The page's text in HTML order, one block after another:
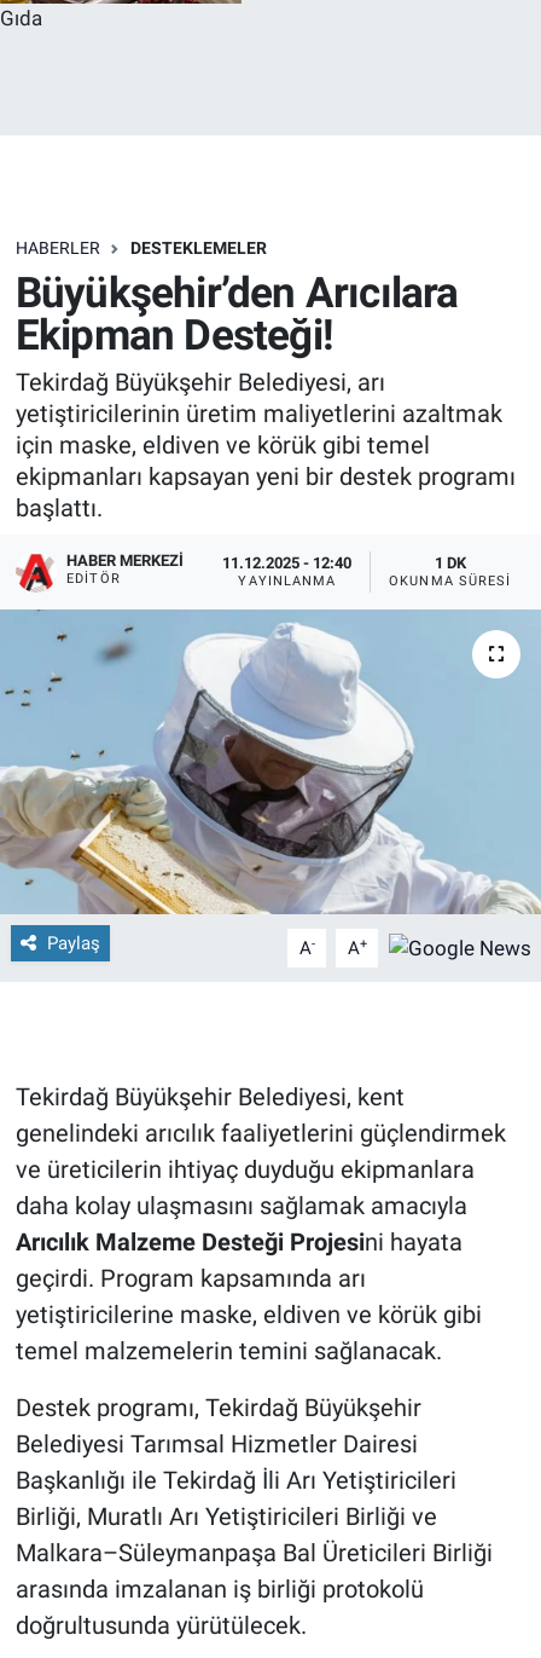
Gıda
HABERLER DESTEKLEMELER
Büyükşehir’den Arıcılara
Ekipman Desteği!
Tekirdağ Büyükşehir Belediyesi, arı
yetiştiricilerinin üretim maliyetlerini azaltmak
için maske, eldiven ve körük gibi temel
ekipmanları kapsayan yeni bir destek programı
başlattı.
HABER MERKEZI
EDITÖR
11.12.2025 - 12:40
YAYINLANMA
1 DK
OKUNMA SÜRESI
Paylaş A- A+
Tekirdağ Büyükşehir Belediyesi, kent
genelindeki arıcılık faaliyetlerini güçlendirmek
ve üreticilerin ihtiyaç duyduğu ekipmanlara
daha kolay ulaşmasını sağlamak amacıyla
Arıcılık Malzeme Desteği Projesini hayata
geçirdi. Program kapsamında arı
yetiştiricilerine maske, eldiven ve körük gibi
temel malzemelerin temini sağlanacak.
Destek programı, Tekirdağ Büyükşehir
Belediyesi Tarımsal Hizmetler Dairesi
Başkanlığı ile Tekirdağ İli Arı Yetiştiricileri
Birliği, Muratlı Arı Yetiştiricileri Birliği ve
Malkara–Süleymanpaşa Bal Üreticileri Birliği
arasında imzalanan iş birliği protokolü
doğrultusunda yürütülecek.